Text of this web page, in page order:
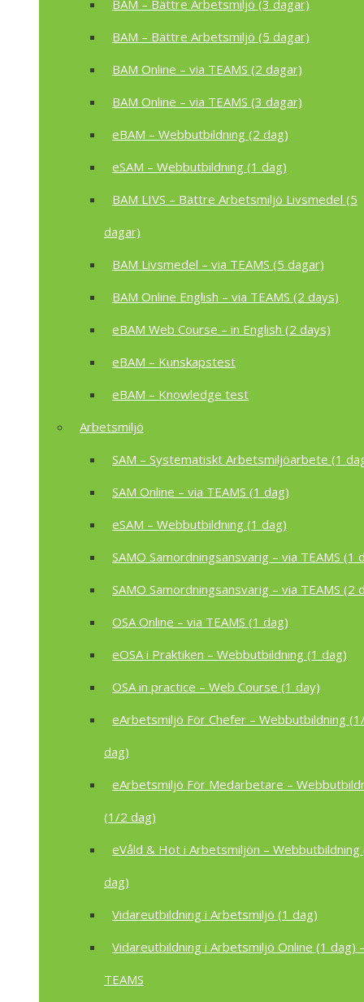
BAM – Bättre Arbetsmiljö (3 dagar)
BAM – Bättre Arbetsmiljö (5 dagar)
BAM Online – via TEAMS (2 dagar)
BAM Online – via TEAMS (3 dagar)
eBAM – Webbutbildning (2 dag)
eSAM – Webbutbildning (1 dag)
BAM LIVS – Bättre Arbetsmiljö Livsmedel (5
dagar)
BAM Livsmedel – via TEAMS (5 dagar)
BAM Online English – via TEAMS (2 days)
eBAM Web Course – in English (2 days)
eBAM – Kunskapstest
eBAM – Knowledge test
Arbetsmiljö
SAM – Systematiskt Arbetsmiljöarbete (1
SAM Online – via TEAMS (1 dag)
eSAM – Webbutbildning (1 dag)
SAMO Samordningsansvarig – via TEAMS (1
SAMO Samordningsansvarig – via TEAMS (2
OSA Online – via TEAMS (1 dag)
eOSA i Praktiken – Webbutbildning (1 dag)
OSA in practice – Web Course (1 day)
eArbetsmiljö För Chefer – Webbutbildning
dag)
eArbetsmiljö För Medarbetare –
(1/2 dag)
eVåld & Hot i Arbetsmiljön – Webbutbildning
dag)
Vidareutbildning i Arbetsmiljö (1 dag)
Vidareutbildning i Arbetsmiljö Online (1 dag)
TEAMS